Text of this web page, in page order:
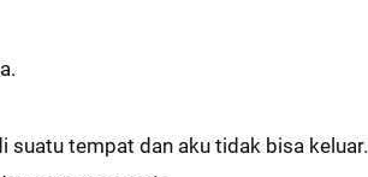
suatu tempat dan aku tidak bisa keluar.